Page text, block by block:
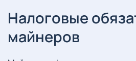
Налоговые
майнеров